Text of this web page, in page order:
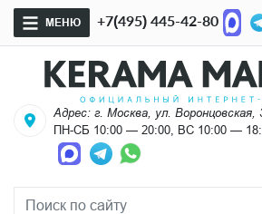
МЕНЮ +7(495) 445-42-80
Адрес: г. Москва, ул. Воронцовская,
ПН-СБ 10:00 — 20:00, ВС 10:00 —